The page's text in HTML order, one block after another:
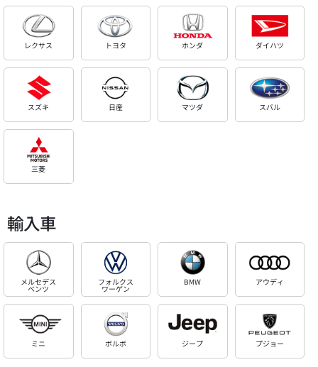
レクサス トヨタ ホンダ ダイハツ
スズキ 日産 マツダ スバル
三菱
輸入車
メルセデス
ベンツ
フォルクス
ワーゲン
BMW アウディ
ミニ ボルボ ジープ プジョー